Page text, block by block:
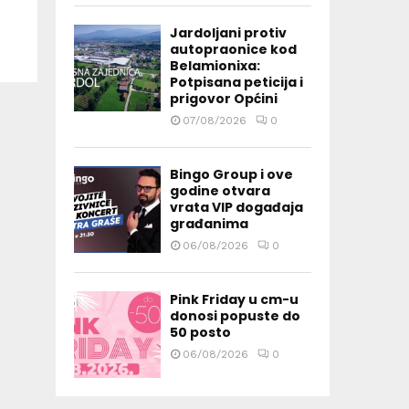
Jardoljani protiv
autopraonice kod
Belamionixa:
Potpisana peticija i
prigovor Općini
07/08/2026 0
Bingo Group i ove
godine otvara
vrata VIP događaja
građanima
06/08/2026 0
Pink Friday u cm-u
donosi popuste do
50 posto
06/08/2026 0